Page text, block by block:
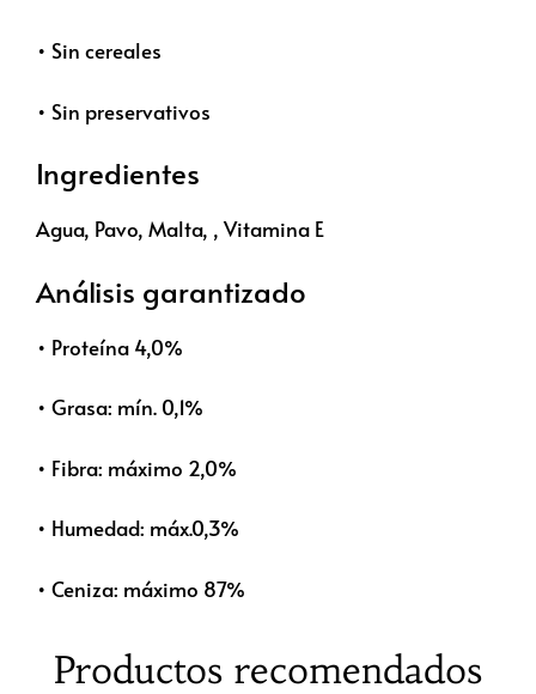
• Sin cereales
• Sin preservativos
Ingredientes
Agua, Pavo, Malta, , Vitamina E
Análisis garantizado
• Proteína 4,0%
• Grasa: mín. 0,1%
• Fibra: máximo 2,0%
• Humedad: máx.0,3%
• Ceniza: máximo 87%
Productos recomendados